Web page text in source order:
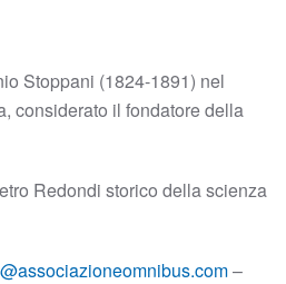
Stoppani (1824-1891) nel
considerato il fondatore della
Redondi storico della scienza
–